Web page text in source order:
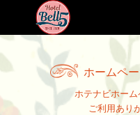
ホームペ
ホテナビホー
ご利用あり